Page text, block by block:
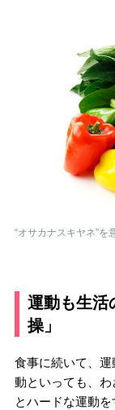
“オサカナスキヤネ”を
運動も生活
操」
食事に続いて、
動といっても、
とハードな運動